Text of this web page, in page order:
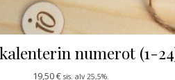
numerot (1-
19,50€ sis. alv 25,5%.